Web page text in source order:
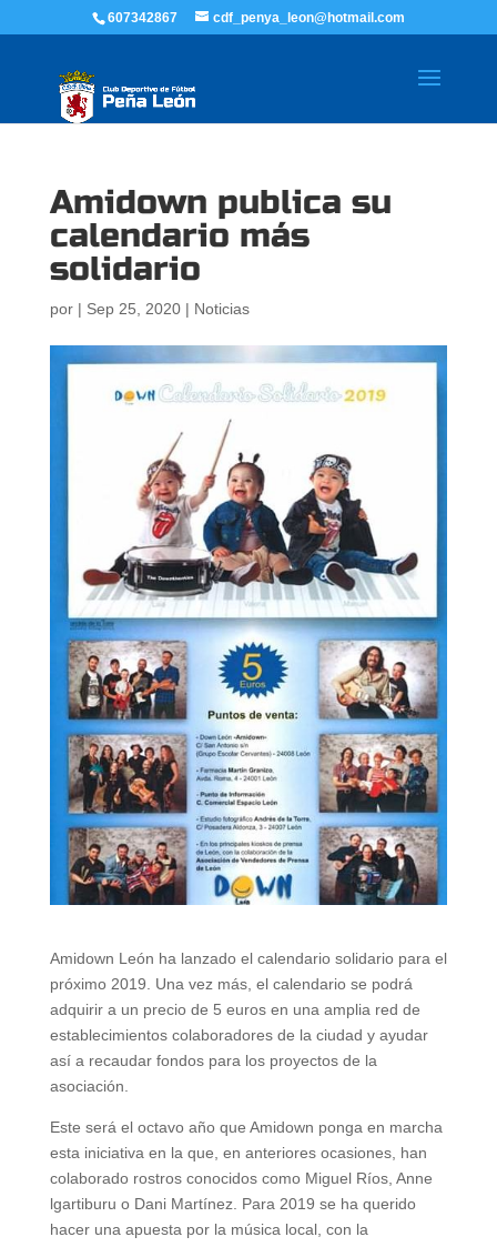
607342867 cdf_penya_leon@hotmail.com
Amidown publica su
calendario más
solidario
por | Sep 25, 2020| Noticias
Amidown León ha lanzado el calendario solidario para el
próximo 2019. Una vez más, el calendario se podrá
adquirir a un precio de 5 euros en una amplia red de
establecimientos colaboradores de la ciudad y ayudar
así a recaudar fondos para los proyectos de la
asociación.
Este será el octavo año que Amidown ponga en marcha
esta iniciativa en la que, en anteriores ocasiones, han
colaborado rostros conocidos como Miguel Ríos, Anne
lgartiburu o Dani Martínez. Para 2019 se ha querido
hacer una apuesta por la música local, con la